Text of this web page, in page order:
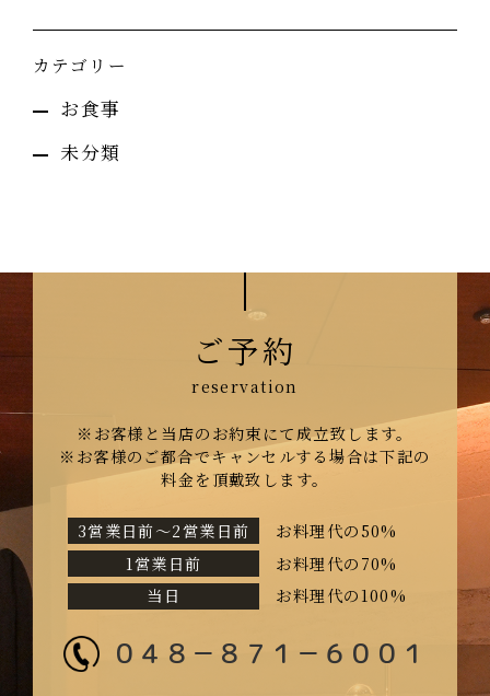
カテゴリー
お食事
未分類
ご予約
※お客様と当店のお約束にて成立致します。
※お客様のご都合でキャンセルする場合は下記の
料金を頂戴致します。
3営業日前〜2営業日前
お料理代の50%
1営業日前
お料理代の70%
当日
お料理代の100%
０４８－８７１－６００１